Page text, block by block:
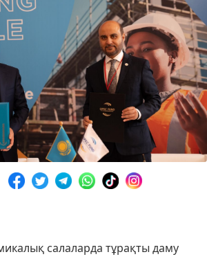
салаларда тұрақты даму